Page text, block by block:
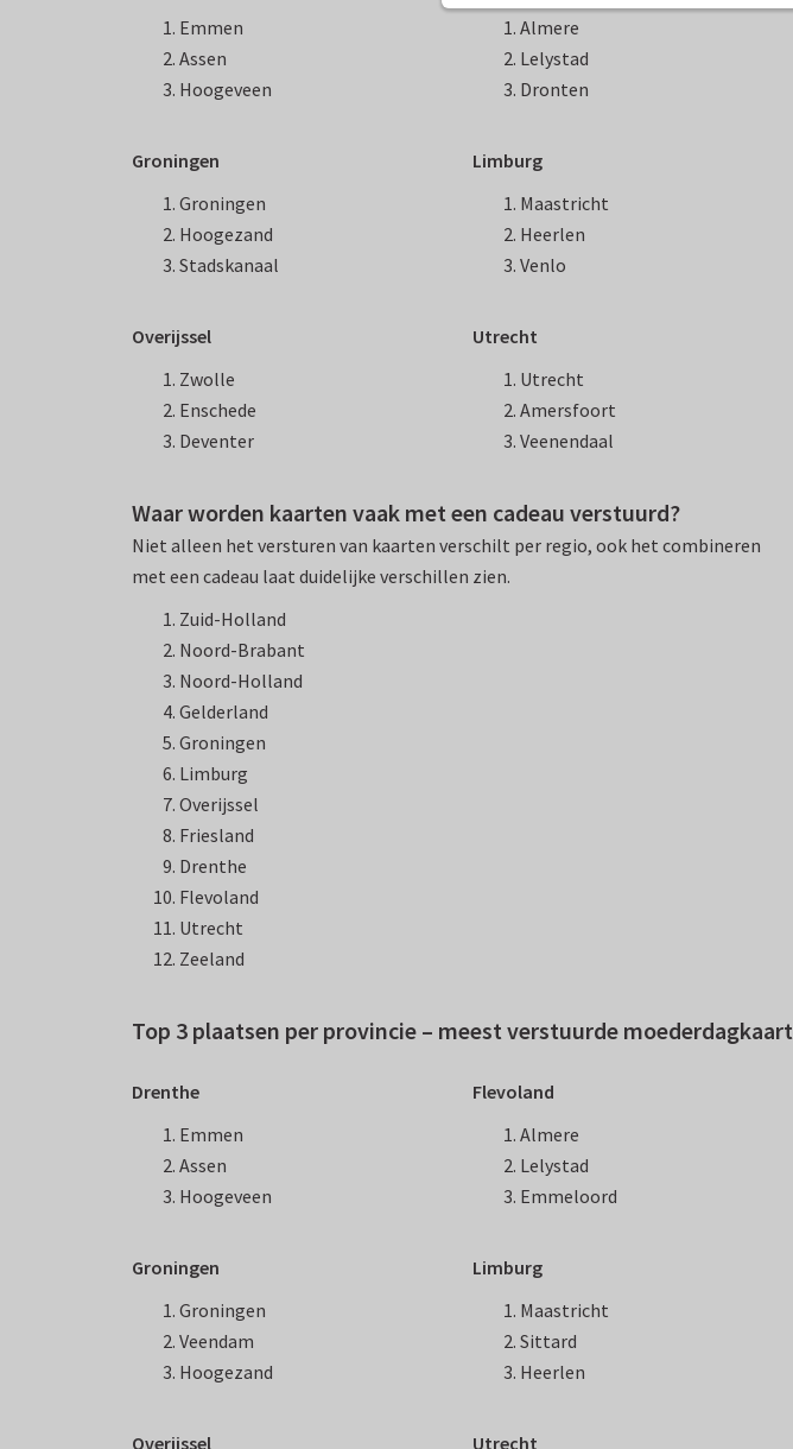
Emmen
Assen
Hoogeveen
Almere
Lelystad
Dronten
Groningen
Groningen
Hoogezand
Stadskanaal
Limburg
Maastricht
Heerlen
Venlo
Overijssel
Zwolle
Enschede
Deventer
Utrecht
Utrecht
Amersfoort
Veenendaal
Waar worden kaarten vaak met een cadeau verstuurd?
Niet alleen het versturen van kaarten verschilt per regio, ook het combineren
met een cadeau laat duidelijke verschillen zien.
Zuid-Holland
Noord-Brabant
Noord-Holland
Gelderland
Groningen
Limburg
Overijssel
Friesland
Drenthe
Flevoland
Utrecht
Zeeland
Top 3 plaatsen per provincie – meest verstuurde
Drenthe
Emmen
Assen
Hoogeveen
Flevoland
Almere
Lelystad
Emmeloord
Groningen
Groningen
Veendam
Hoogezand
Limburg
Maastricht
Sittard
Heerlen
Overijssel Utrecht